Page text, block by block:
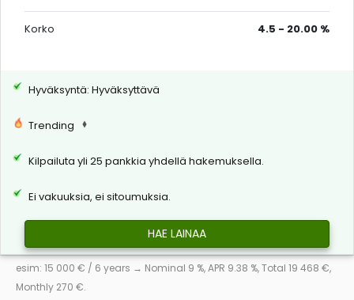
Korko 4.5 - 20.00 %
Hyväksyntä: Hyväksyttävä
Trending
Kilpailuta yli 25 pankkia yhdellä hakemuksella.
Ei vakuuksia, ei sitoumuksia.
HAE LAINAA
esim: 15 000 € / 6 years → Nominal 9 %, APR 9.38 %, Total 19 468 €,
Monthly 270 €.